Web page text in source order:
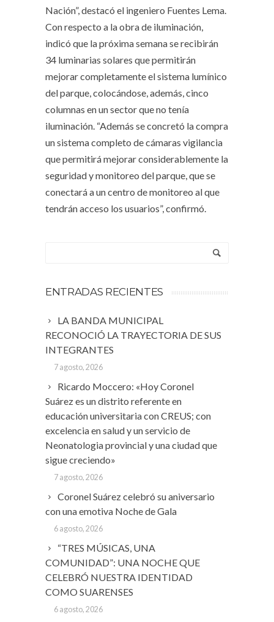
Nación”, destacó el ingeniero Fuentes Lema.
Con respecto a la obra de iluminación,
indicó que la próxima semana se recibirán
34 luminarias solares que permitirán
mejorar completamente el sistema lumínico
del parque, colocándose, además, cinco
columnas en un sector que no tenía
iluminación. “Además se concretó la compra
un sistema completo de cámaras vigilancia
que permitirá mejorar considerablemente la
seguridad y monitoreo del parque, que se
conectará a un centro de monitoreo al que
tendrán acceso los usuarios”, confirmó.
ENTRADAS RECIENTES
LA BANDA MUNICIPAL
RECONOCIÓ LA TRAYECTORIA DE SUS
INTEGRANTES
7 agosto, 2026
Ricardo Moccero: «Hoy Coronel
Suárez es un distrito referente en
educación universitaria con CREUS; con
excelencia en salud y un servicio de
Neonatologia provincial y una ciudad que
sigue creciendo»
7 agosto, 2026
Coronel Suárez celebró su aniversario
con una emotiva Noche de Gala
6 agosto, 2026
“TRES MÚSICAS, UNA
COMUNIDAD”: UNA NOCHE QUE
CELEBRÓ NUESTRA IDENTIDAD
COMO SUARENSES
6 agosto, 2026